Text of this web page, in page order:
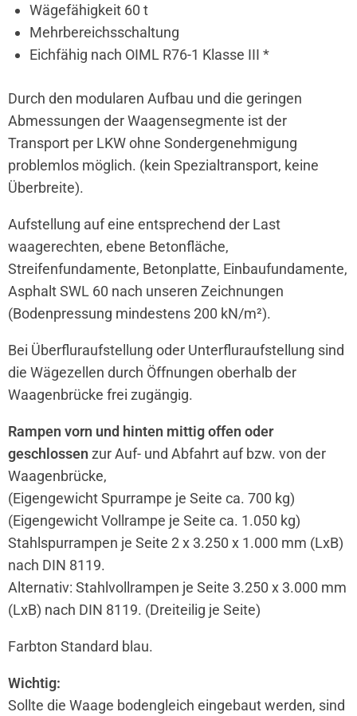
Wägefähigkeit 60 t
Mehrbereichsschaltung
Eichfähig nach OIML R76-1 Klasse III *
Durch den modularen Aufbau und die geringen
Abmessungen der Waagensegmente ist der
Transport per LKW ohne Sondergenehmigung
problemlos möglich. (kein Spezialtransport, keine
Überbreite).
Aufstellung auf eine entsprechend der Last
waagerechten, ebene Betonfläche,
Streifenfundamente, Betonplatte, Einbaufundamente,
Asphalt SWL 60 nach unseren Zeichnungen
(Bodenpressung mindestens 200 kN/m²).
Bei Überfluraufstellung oder Unterfluraufstellung sind
die Wägezellen durch Öffnungen oberhalb der
Waagenbrücke frei zugängig.
Rampen vorn und hinten mittig offen oder
geschlossen zur Auf- und Abfahrt auf bzw. von der
Waagenbrücke,
(Eigengewicht Spurrampe je Seite ca. 700 kg)
(Eigengewicht Vollrampe je Seite ca. 1.050 kg)
Stahlspurrampen je Seite 2 x 3.250 x 1.000 mm (LxB)
nach DIN 8119.
Alternativ: Stahlvollrampen je Seite 3.250 x 3.000 mm
(LxB) nach DIN 8119. (Dreiteilig je Seite)
Farbton Standard blau.
Wichtig:
Sollte die Waage bodengleich eingebaut werden, sind